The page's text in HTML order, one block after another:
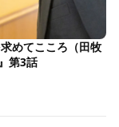
めてこころ（田牧
第3話